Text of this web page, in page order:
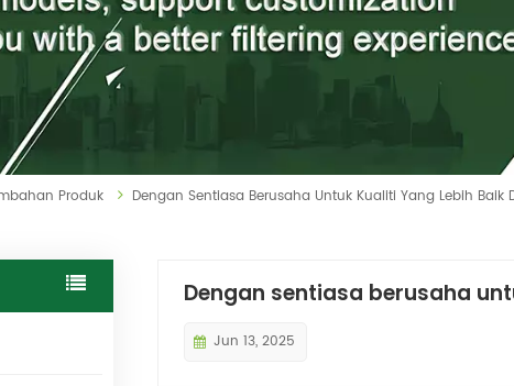
Produk Dengan Sentiasa Berusaha Untuk Kualiti Yang Lebih Baik
Dengan sentiasa berusaha
Jun 13, 2025